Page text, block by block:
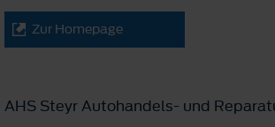
Zur Homepage
AHS Steyr Autohandels- und